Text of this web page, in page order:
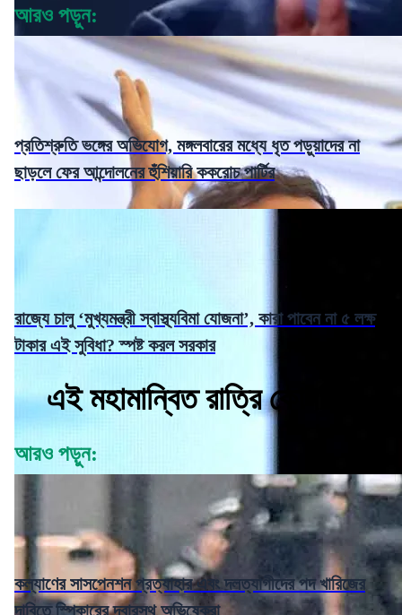
আরও পড়ুন:
প্রতিশ্রুতি ভঙ্গের অভিযোগ, মঙ্গলবারের মধ্যে ধৃত পড়ুয়াদের না
ছাড়লে ফের আন্দোলনের হুঁশিয়ারি ককরোচ পার্টির
রাজ্যে চালু ‘মুখ্যমন্ত্রী স্বাস্থ্যবিমা যোজনা’, কারা পাবেন না ৫ লক্ষ
টাকার এই সুবিধা? স্পষ্ট করল সরকার
এই মহামান্বিত রাত্রি কোনটি :
আরও পড়ুন:
কল্যাণের সাসপেনশন প্রত্যাহার এবং দলত্যাগীদের পদ খারিজের
দাবিতে স্পিকারের দ্বারস্থ অভিষেকরা